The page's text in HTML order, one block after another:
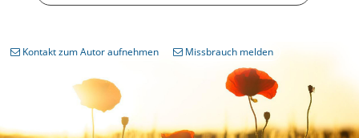
Kontakt zum Autor aufnehmen Missbrauch melden